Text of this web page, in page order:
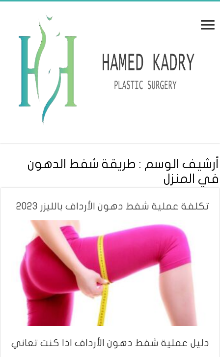
أرشيف الوسم : طريقة شفط الدهون
في المنزل
تكلفة عملية شفط دهون الأرداف بالليزر 2023
دليل عملية شفط دهون الأرداف اذا كنت تعاني